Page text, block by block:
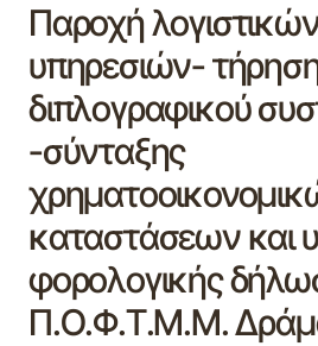
Παροχή
υπηρεσιών-
διπλογραφικού
-σύνταξης
καταστάσεων και
φορολογικής
Π.Ο.Φ.Τ.Μ.Μ.